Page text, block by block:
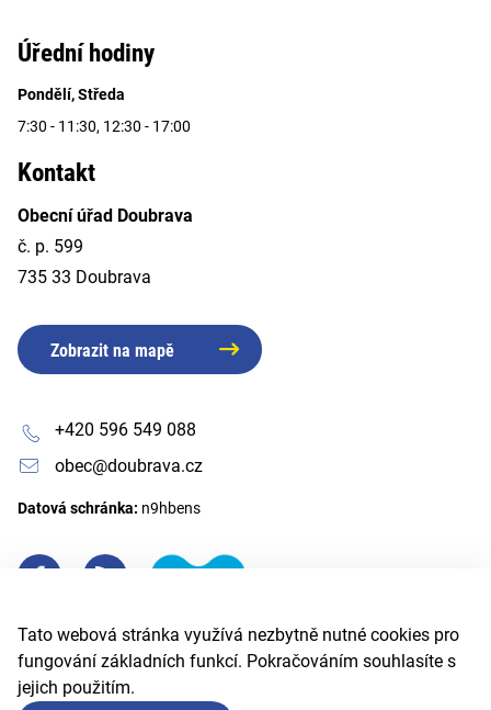
Tato webová stránka využívá nezbytně nutné cookies pro
fungování základních funkcí. Pokračováním souhlasíte s
jejich použitím.
Úřední hodiny
Pondělí, Středa
7:30 - 11:30, 12:30 - 17:00
Kontakt
Obecní úřad Doubrava
č. p. 599
735 33 Doubrava
Zobrazit na mapě
+420 596 549 088
obec@doubrava.cz
Datová schránka: n9hbens